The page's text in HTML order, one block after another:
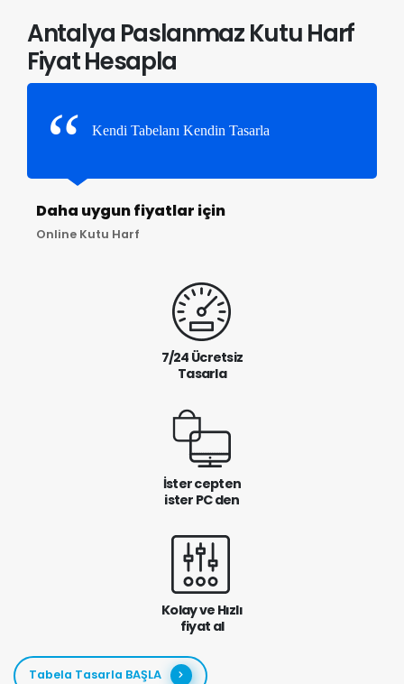
Antalya Paslanmaz Kutu Harf
Fiyat Hesapla
Kendi Tabelanı Kendin Tasarla
Daha uygun fiyatlar için
Online Kutu Harf
7/24 Ücretsiz
Tasarla
İster cepten
ister PC den
Kolay ve Hızlı
fiyat al
Tabela Tasarla BAŞLA